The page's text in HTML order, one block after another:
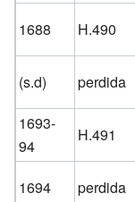
1688
H.490
(s.d)
perdida
1693-
94
H.491
1694
perdida